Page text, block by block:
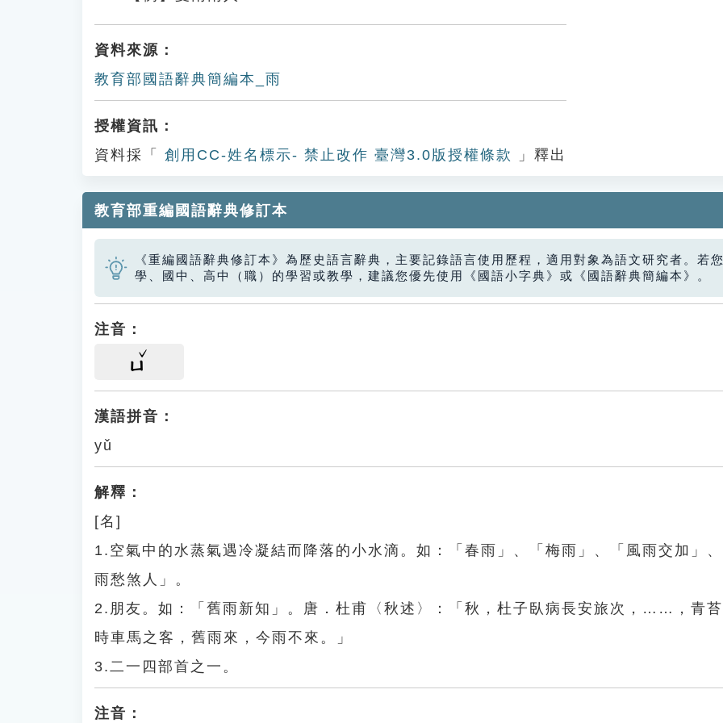
資料來源：
教育部國語辭典簡編本_雨
授權資訊：
資料採「
創用CC-姓名標示- 禁止改作 臺灣3.0版授權條款 」釋出
教育部重編國語辭典修訂本
《重編國語辭典修訂本》為歷史語言辭典，主要記錄語言使用歷程，適用對象為語文研究者。若
學、國中、高中（職）的學習或教學，建議您優先使用《國語小字典》或《國語辭典簡編本》。
注音：
ㄩ
漢語拼音：
yǔ
解釋：
[名]
1.空氣中的水蒸氣遇冷凝結而降落的小水滴。如：「春雨」、「梅雨」、「風雨交加」
雨愁煞人」。
2.朋友。如：「舊雨新知」。唐．杜甫〈秋述〉：「秋，杜子臥病長安旅次，……，青
時車馬之客，舊雨來，今雨不來。」
3.二一四部首之一。
注音：